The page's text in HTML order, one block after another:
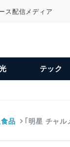
ス配信メディア
テック
品 ｢明星 チャ